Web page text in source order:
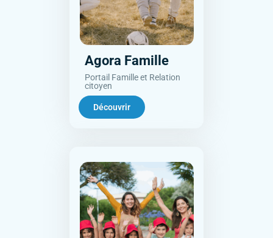
Agora Famille
Portail Famille et Relation
citoyen
Découvrir